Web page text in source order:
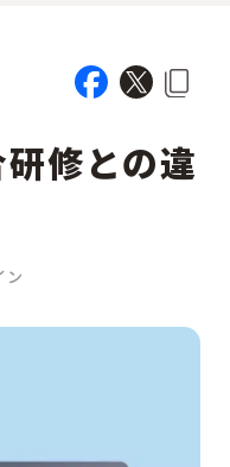
人事／人財開発
修との違
ン